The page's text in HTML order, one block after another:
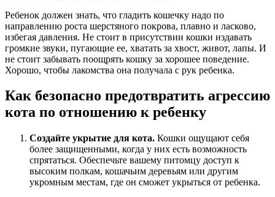
Ребенок должен знать, что гладить кошечку надо по
направлению роста шерстяного покрова, плавно и ласково,
избегая давления. Не стоит в присутствии кошки издавать
громкие звуки, пугающие ее, хватать за хвост, живот, лапы. И
не стоит забывать поощрять кошку за хорошее поведение.
Хорошо, чтобы лакомства она получала с рук ребенка.
Как безопасно предотвратить агрессию
кота по отношению к ребенку
Создайте укрытие для кота. Кошки ощущают себя
более защищенными, когда у них есть возможность
спрятаться. Обеспечьте вашему питомцу доступ к
высоким полкам, кошачьим деревьям или другим
укромным местам, где он сможет укрыться от ребенка.